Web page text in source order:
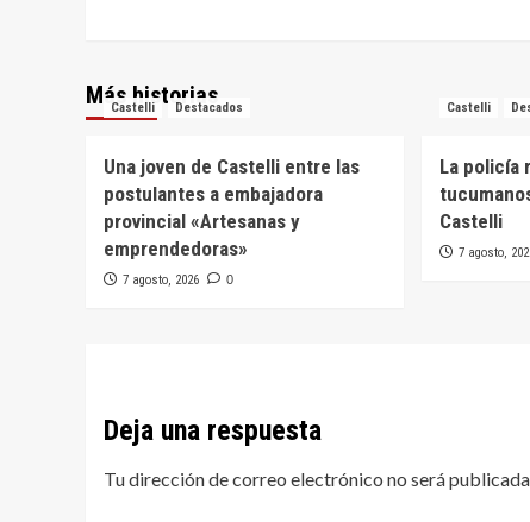
Más historias
Castelli Destacados
Una joven de Castelli entre las
postulantes a embajadora
provincial «Artesanas y
emprendedoras»
7 agosto, 2026 0
Castelli
La policía
Castelli
7 agosto,
Deja una respuesta
Tu dirección de correo electrónico no será publicada.